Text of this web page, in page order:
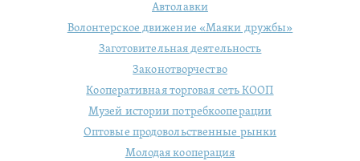
Автолавки
Волонтерское движение «Маяки дружбы»
Заготовительная деятельность
Законотворчество
Кооперативная торговая сеть КООП
Музей истории потребкооперации
Оптовые продовольственные рынки
Молодая кооперация